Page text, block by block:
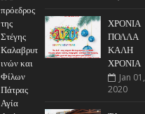
πρόεδρος
της
Στέγης
Καλαβρυτ
ινών και
Φίλων
Πάτρας
Αγία
ΧΡΟΝΙΑ
ΠΟΛΛΑ
ΚΑΛΗ
ΧΡΟΝΙΑ
Jan 01,
2020